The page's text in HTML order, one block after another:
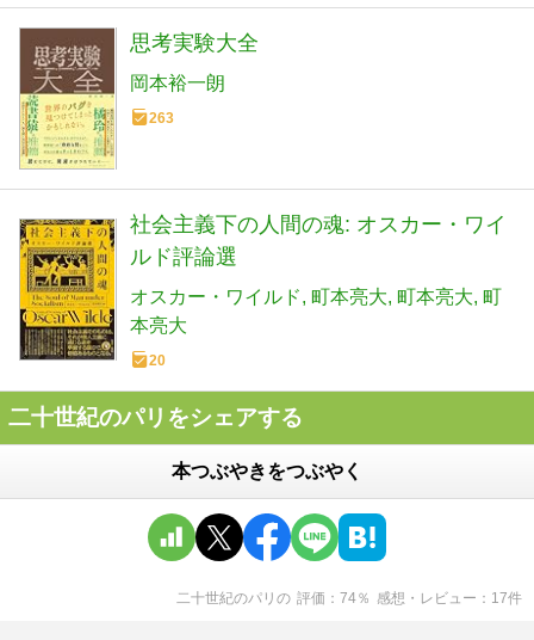
思考実験大全
岡本裕一朗
263
社会主義下の人間の魂: オスカー・ワイ
ルド評論選
オスカー・ワイルド 町本亮大 町本亮大 町
本亮大
20
二十世紀のパリをシェアする
本つぶやきをつぶやく
二十世紀のパリ の 評価 74％ 感想・レビュー 17件